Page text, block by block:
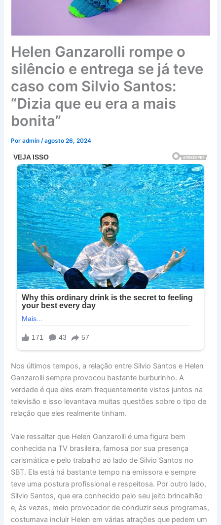
Helen Ganzarolli rompe o
silêncio e entrega se já teve
caso com Silvio Santos:
“Dizia que eu era a mais
bonita”
Poradmin /agosto 26, 2024
Nos últimos tempos, a relação entre Silvio Santos e Helen
Ganzarolli sempre provocou bastante burburinho. A
verdade é que eles eram frequentemente vistos juntos na
televisão e isso levantava muitas questões sobre o tipo de
relação que eles realmente tinham.
Vale ressaltar que Helen Ganzarolli é uma figura bem
conhecida na TV brasileira, famosa por sua presença
carismática e pelo trabalho ao lado de Silvio Santos no
SBT. Ela está há bastante tempo na emissora e sempre
teve uma postura profissional e respeitosa. Por outro lado,
Silvio Santos, que era conhecido pelo seu jeito brincalhão
e, às vezes, meio provocador de conduzir seus programas,
costumava incluir Helen em várias atrações que pedem um